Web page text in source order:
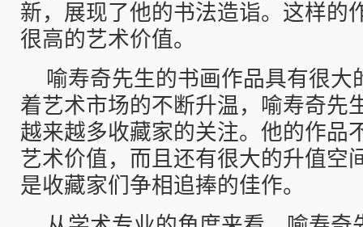
新，展现了他的书法造诣。这样的
很高的艺术价值。
喻寿奇先生的书画作品具有很大
着艺术市场的不断升温，喻寿奇先
越来越多收藏家的关注。他的作品
艺术价值，而且还有很大的升值空
是收藏家们争相追捧的佳作。